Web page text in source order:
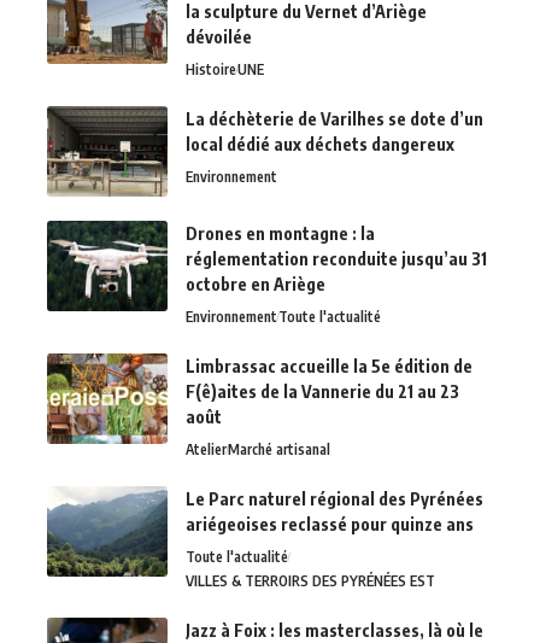
la sculpture du Vernet d’Ariège
dévoilée
HistoireUNE
La déchèterie de Varilhes se dote d’un
local dédié aux déchets dangereux
Environnement
Drones en montagne : la
réglementation reconduite jusqu’au 31
octobre en Ariège
EnvironnementToute l'actualité
Limbrassac accueille la 5e édition de
F(ê)aites de la Vannerie du 21 au 23
août
AtelierMarché artisanal
Le Parc naturel régional des Pyrénées
ariégeoises reclassé pour quinze ans
Toute l'actualité
VILLES & TERROIRS DES PYRÉNÉES EST
Jazz à Foix : les masterclasses, là où le